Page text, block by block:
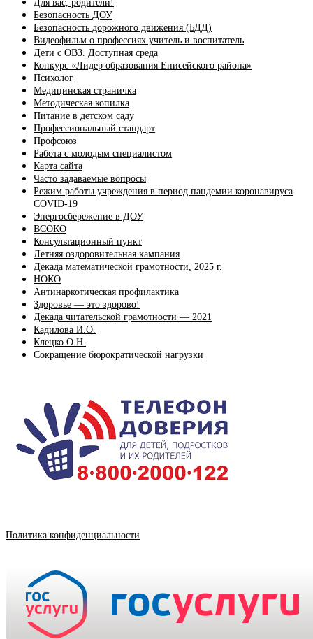
Для вас, родители!
Безопасность ДОУ
Безопасность дорожного движения (БДД)
Видеофильм о профессиях учитель и воспитатель
Дети с ОВЗ. Доступная среда
Конкурс «Лидер образования Енисейского района»
Психолог
Медицинская страничка
Методическая копилка
Питание в детском саду
Профессиональный стандарт
Профсоюз
Работа с молодым специалистом
Карта сайта
Часто задаваемые вопросы
Режим работы учреждения в период пандемии коронавируса
COVID-19
Энергосбережение в ДОУ
ВСОКО
Консультационный пункт
Летняя оздоровительная кампания
Декада математической грамотности, 2025 г.
НОКО
Антинаркотическая профилактика
Здоровье — это здорово!
Декада читательской грамотности — 2021
Кадилова И.О.
Клецко О.Н.
Сокращение бюрократической нагрузки
Политика конфиденциальности